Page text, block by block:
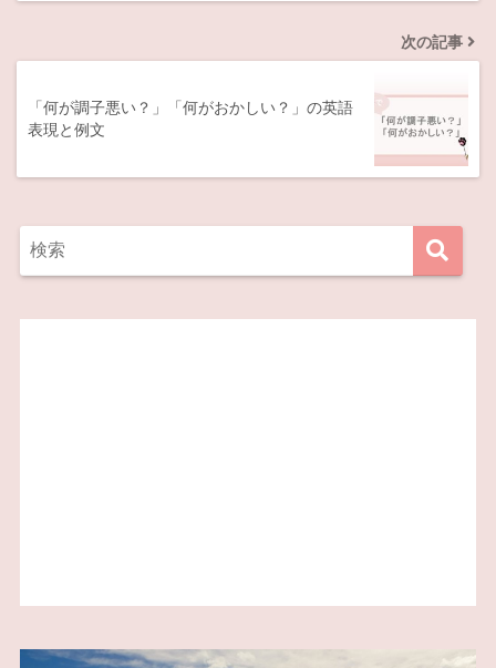
次の記事
「何が調子悪い？」「何がおかしい？」の英語
表現と例文